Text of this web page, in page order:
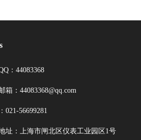
：44083368
箱：44083368@qq.com
021-56699281
址：上海市闸北区仪表工业园区1号